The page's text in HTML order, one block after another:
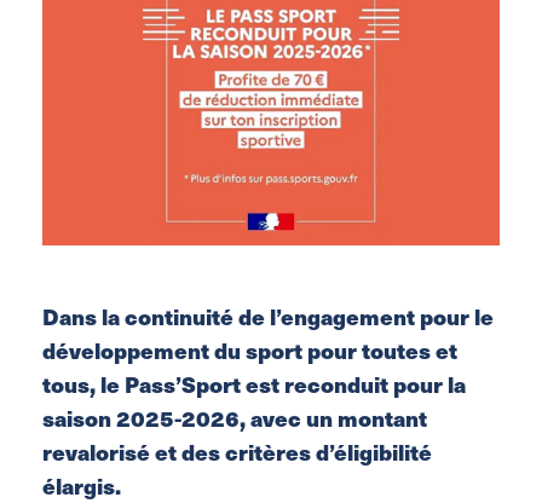
Dans la continuité de l’engagement pour le
développement du sport pour toutes et
tous, le Pass’Sport est reconduit pour la
saison 2025-2026, avec un montant
revalorisé et des critères d’éligibilité
élargis.